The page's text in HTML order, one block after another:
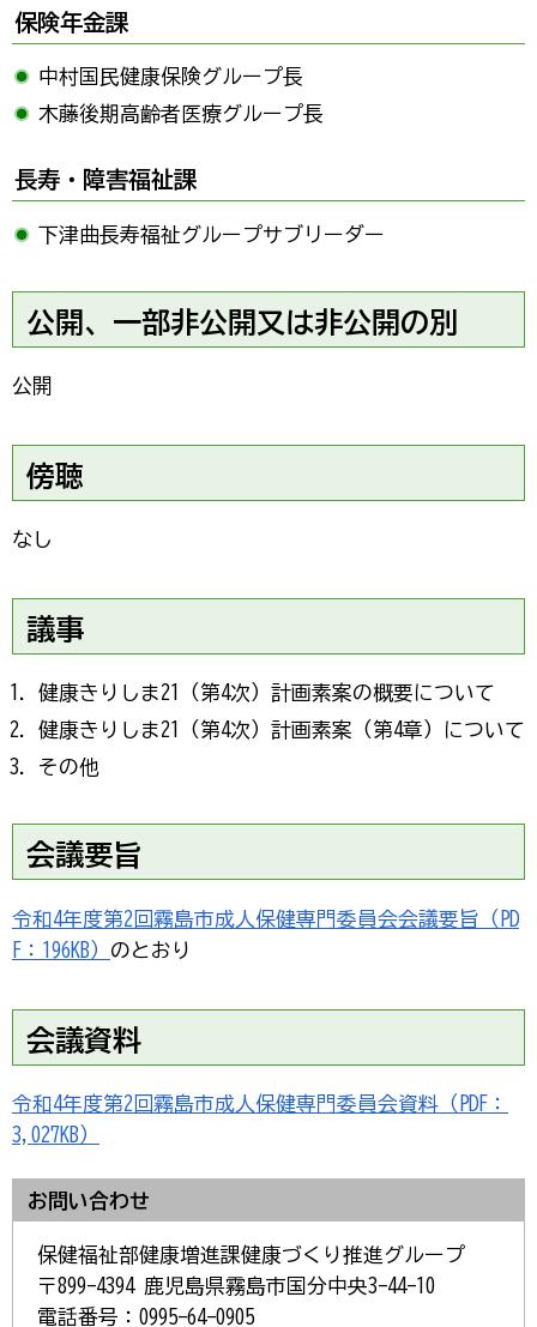
保険年金課
中村国民健康保険グループ長
木藤後期高齢者医療グループ長
長寿・障害福祉課
下津曲長寿福祉グループサブリーダー
公開、一部非公開又は非公開の別
公開
傍聴
なし
議事
健康きりしま21（第4次）計画素案の概要について
健康きりしま21（第4次）計画素案（第4章）について
その他
会議要旨
令和4年度第2回霧島市成人保健専門委員会会議要旨（PD
F：196KB） のとおり
会議資料
令和4年度第2回霧島市成人保健専門委員会資料（PDF：
3,027KB）
お問い合わせ
保健福祉部健康増進課健康づくり推進グループ
〒899-4394 鹿児島県霧島市国分中央3-44-10
電話番号：0995-64-0905